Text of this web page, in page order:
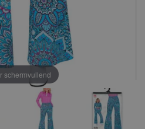
schermvullend